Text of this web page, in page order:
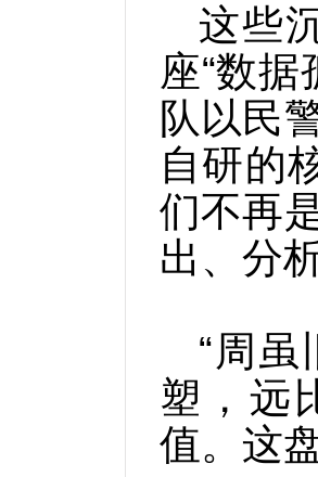
这些
座“数据
队以民
自研的
们不再
出、分
“周
塑，远
值。这